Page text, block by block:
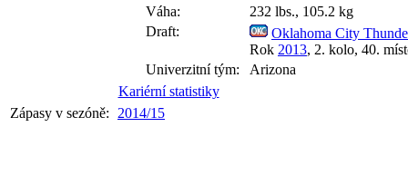
Váha:
232 lbs., 105.2 kg
Draft:
Oklahoma City
Rok 2013, 2. kolo, 40.
Univerzitní tým:
Arizona
Kariérní statistiky
Zápasy v sezóně:
2014/15